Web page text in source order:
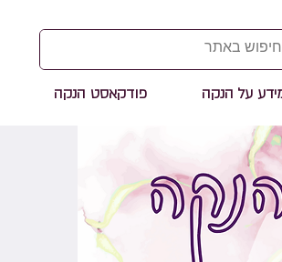
על הנקה פודקאסט הנקה